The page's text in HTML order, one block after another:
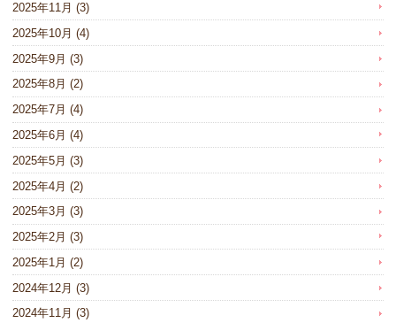
2025年11月 (3)
2025年10月 (4)
2025年9月 (3)
2025年8月 (2)
2025年7月 (4)
2025年6月 (4)
2025年5月 (3)
2025年4月 (2)
2025年3月 (3)
2025年2月 (3)
2025年1月 (2)
2024年12月 (3)
2024年11月 (3)